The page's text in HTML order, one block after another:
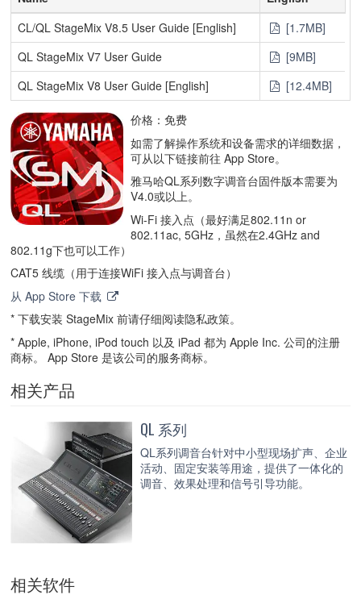
CL/QL StageMix V8.5 User Guide [English]
[1.7MB]
QL StageMix V7 User Guide
[9MB]
QL StageMix V8 User Guide [English]
[12.4MB]
价格：免费
如需了解操作系统和设备需求的详细数据，
可从以下链接前往 App Store。
雅马哈QL系列数字调音台固件版本需要为
V4.0或以上。
Wi-Fi 接入点（最好满足802.11n or
802.11ac, 5GHz，虽然在2.4GHz and
802.11g下也可以工作）
CAT5 线缆（用于连接WiFi 接入点与调音台）
从 App Store 下载
* 下载安装 StageMix 前请仔细阅读隐私政策。
* Apple, iPhone, iPod touch 以及 iPad 都为 Apple Inc. 公司的注册
商标。 App Store 是该公司的服务商标。
相关产品
QL 系列
QL系列调音台针对中小型现场扩声、企业
活动、固定安装等用途，提供了一体化的
调音、效果处理和信号引导功能。
相关软件